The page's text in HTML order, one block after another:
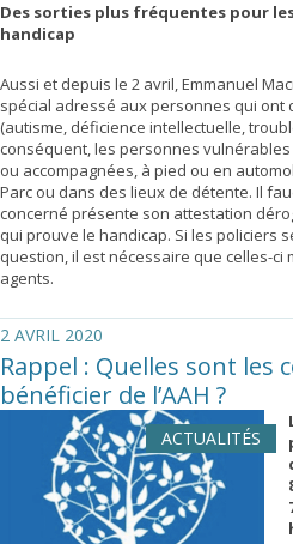
Des sorties plus fréquentes pour
handicap
Aussi et depuis le 2 avril, Emmanuel
spécial adressé aux personnes qui
(autisme, déficience intellectuelle,
conséquent, les personnes
ou accompagnées, à pied ou en
Parc ou dans des lieux de détente. Il
concerné présente son attestation
qui prouve le handicap. Si les policiers
question, il est nécessaire que celles-
agents.
2 AVRIL 2020
Rappel : Quelles sont les
bénéficier de l’AAH ?
ACTUALITÉS